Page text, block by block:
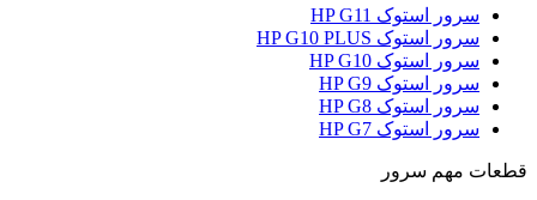
سرور استوک HP G11
سرور استوک HP G10 PLUS
سرور استوک HP G10
سرور استوک HP G9
سرور استوک HP G8
سرور استوک HP G7
قطعات مهم سرور